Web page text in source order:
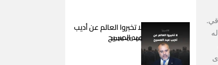
لا تخبروا العالم عن أديب
عبد المسيح
2026-08-03